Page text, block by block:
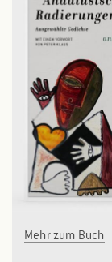
Mehr zum Buch